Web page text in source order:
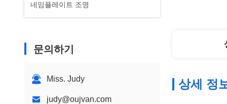
네임플레이트 조명
문의하기
Miss. Judy
judy@oujvan.com
상세 정